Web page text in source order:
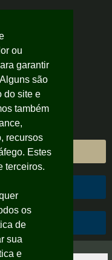
ou
garantir
são
do site e
também
recursos
Estes
terceiros.
os
de
sua
e